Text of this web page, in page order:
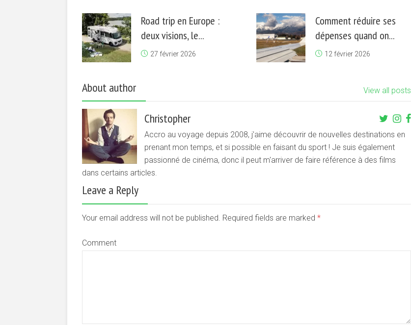
Road trip en Europe :
deux visions, le...
27 février 2026
Comment réduire ses
dépenses quand on...
12 février 2026
About author View all posts
Christopher
Accro au voyage depuis 2008, j'aime découvrir de nouvelles destinations en
prenant mon temps, et si possible en faisant du sport ! Je suis également
passionné de cinéma, donc il peut m'arriver de faire référence à des films
dans certains articles.
Leave a Reply
Your email address will not be published. Required fields are marked *
Comment